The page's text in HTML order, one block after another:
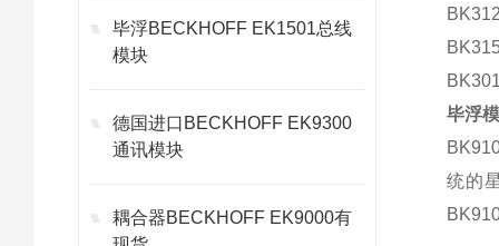
毕浮BECKHOFF EK1501总线
模块
德国进口BECKHOFF EK9300
通讯模块
耦合器BECKHOFF EK9000有
毕浮
统的